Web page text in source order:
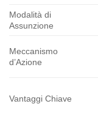
Modalità di
Assunzione
Meccanismo
d’Azione
Vantaggi Chiave